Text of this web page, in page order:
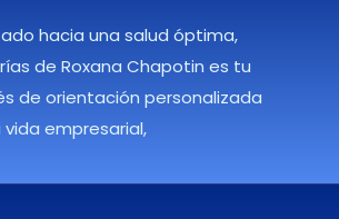
hacia una salud óptima,
de Roxana Chapotin es tu
de orientación personalizada
empresarial,